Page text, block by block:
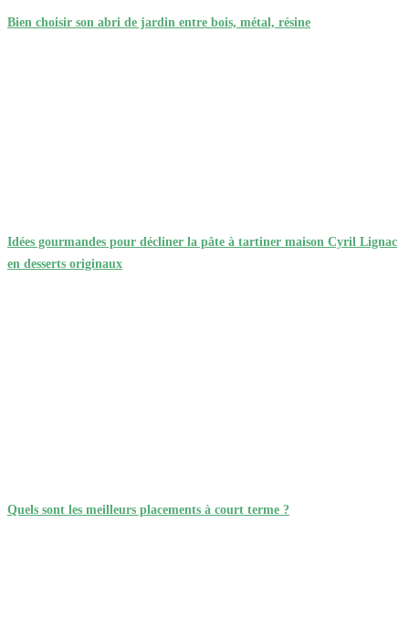
Bien choisir son abri de jardin entre bois, métal, résine
Idées gourmandes pour décliner la pâte à tartiner maison Cyril Lignac
en desserts originaux
Quels sont les meilleurs placements à court terme ?